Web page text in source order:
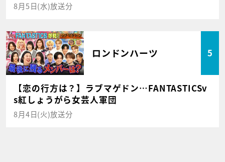
8月5日(水)放送分
ロンドンハーツ 5
【恋の行方は？】ラブマゲドン…FANTASTICSv
s紅しょうがら女芸人軍団
8月4日(火)放送分